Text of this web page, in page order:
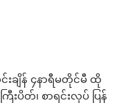
င်းချိန် ၄နာရီမတိုင်မီ ထို
ပိတ်၊ စာရင်းလုပ် ပြန်